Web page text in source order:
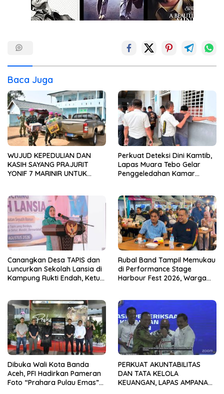
Baca Juga
WUJUD KEPEDULIAN DAN
KASIH SAYANG PRAJURIT
YONIF 7 MARINIR UNTUK
Perkuat Deteksi Dini Kamtib,
Lapas Muara Tebo Gelar
Penggeledahan Kamar
Canangkan Desa TAPIS dan
Luncurkan Sekolah Lansia di
Kampung Rukti Endah, Ketua
dari Desa
Rubal Band Tampil Memukau
di Performance Stage
Harbour Fest 2026, Warga
Terbaik
Dibuka Wali Kota Banda
Aceh, PFI Hadirkan Pameran
Foto “Prahara Pulau Emas”
PERKUAT AKUNTABILITAS
DAN TATA KELOLA
KEUANGAN, LAPAS AMPANA